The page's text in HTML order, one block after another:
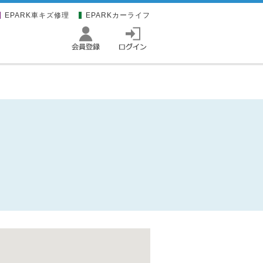
EPARK車キズ修理 EPARKカーライフ